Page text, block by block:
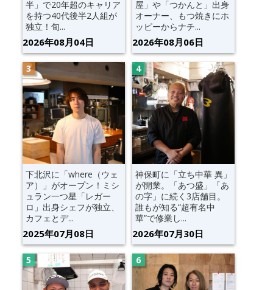
半」で20年超のキャリア
を持つ40代後半2人組が
独立！旬...
2026年08月04日
屋」や「つかんと」出身
オーナー、もつ焼きにホ
ッピーからナチ...
2026年08月06日
下北沢に「where（ウェ
ア）」がオープン！ミシ
ュラン一つ星「レガー
ロ」出身シェフが独立、
カフェとデ...
2025年07月08日
神保町に「立ち中華 異」
が開業。「あつ盛」「あ
の字」に続く3店舗目。
誰もが知る“超有名中
華”で修業し...
2026年07月30日